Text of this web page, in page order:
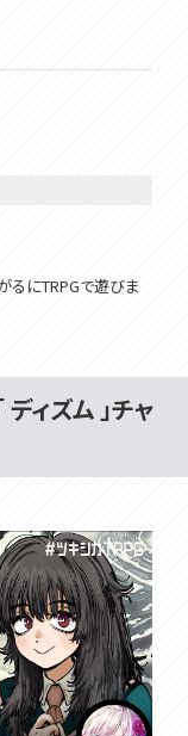
るにTRPGで遊びま
ィズム 」チャ